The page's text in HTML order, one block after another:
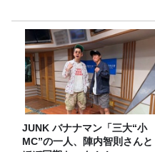
JUNK バナナマン「三大“小
MC”の一人、陣内智則さんと